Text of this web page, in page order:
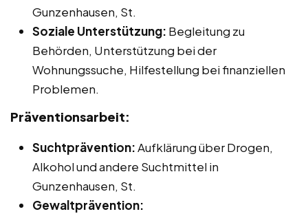
Gunzenhausen, St.
Soziale Unterstützung: Begleitung zu
Behörden, Unterstützung bei der
Wohnungssuche, Hilfestellung bei finanziellen
Problemen.
Präventionsarbeit:
Suchtprävention:Aufklärung über Drogen,
Alkohol und andere Suchtmittel in
Gunzenhausen, St.
Gewaltprävention: